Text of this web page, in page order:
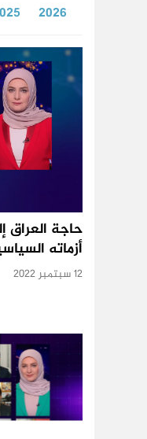
2026
حاجة العراق
أزماته
12 سبتمبر 2022